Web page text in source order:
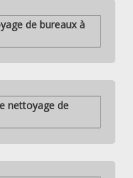
de bureaux à
nettoyage de